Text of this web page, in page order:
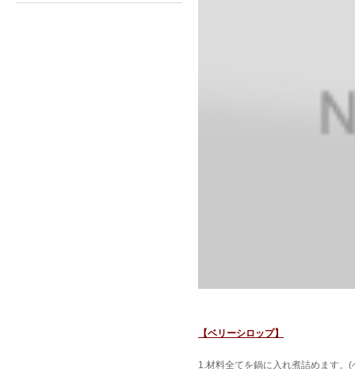
【ベリーシロップ】
1.材料全てを鍋に入れ煮詰めます。